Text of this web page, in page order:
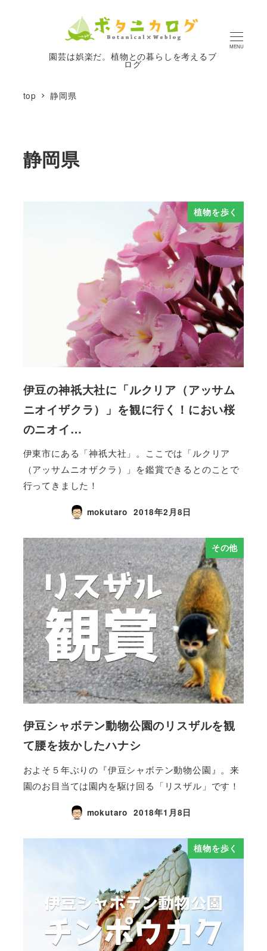
園芸は娯楽だ。植物との暮らしを考えるブ
ログ
MENU
top 静岡県
静岡県
植物を歩く
伊豆の神祇大社に「ルクリア（アッサム
ニオイザクラ）」を観に行く！におい桜
のニオイ…
伊東市にある「神祇大社」。ここでは「ルクリア
（アッサムニオザクラ）」を鑑賞できるとのことで
行ってきました！
mokutaro 2018年2月8日
その他
伊豆シャボテン動物公園のリスザルを観
て腰を抜かしたハナシ
およそ５年ぶりの『伊豆シャボテン動物公園』。来
園のお目当ては園内を駆け回る「リスザル」です！
mokutaro 2018年1月8日
植物を歩く